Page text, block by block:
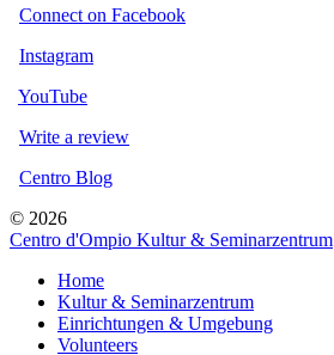
Connect on Facebook
Instagram
YouTube
Write a review
Centro Blog
© 2026
Centro d'Ompio Kultur & Seminarzentrum
Home
Kultur & Seminarzentrum
Einrichtungen & Umgebung
Volunteers